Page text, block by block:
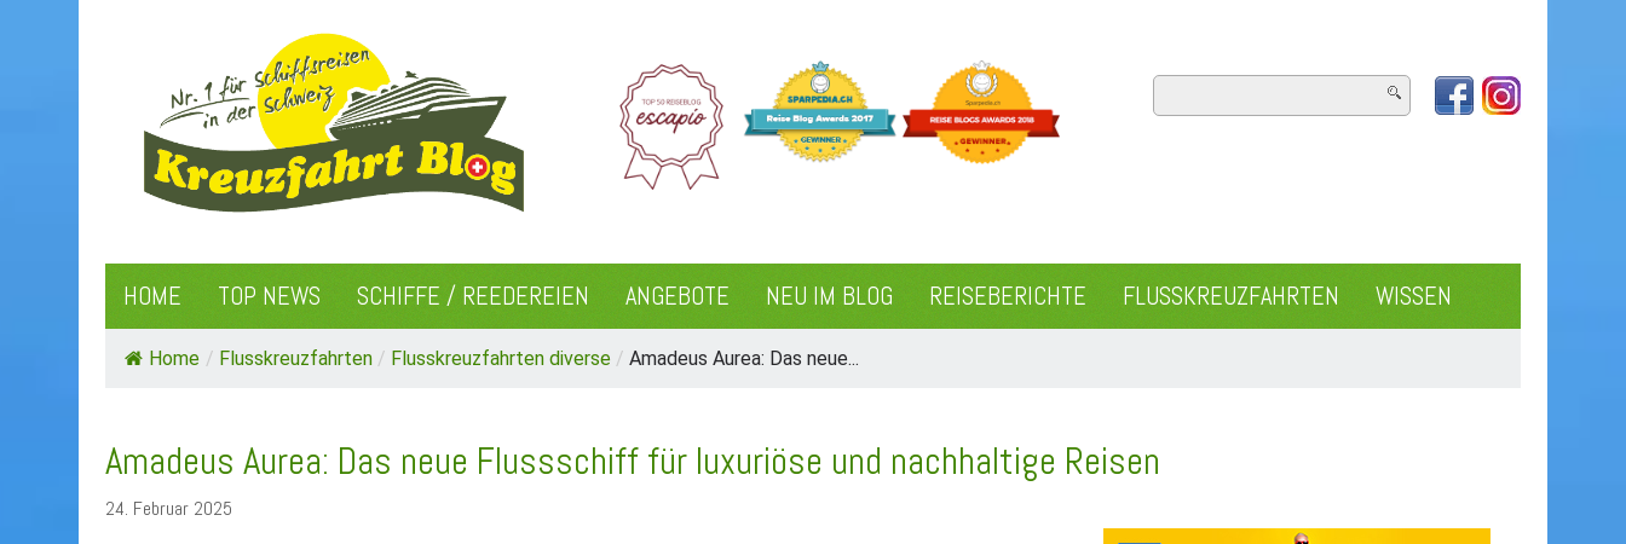
HOME TOP NEWS SCHIFFE / REEDEREIEN ANGEBOTE NEU IM BLOG REISEBERICHTE FLUSSKREUZFAHRTEN WISSEN
Home / Flusskreuzfahrten / Flusskreuzfahrten diverse / Amadeus Aurea: Das neue...
Amadeus Aurea: Das neue Flussschiff für luxuriöse und nachhaltige Reisen
24. Februar 2025